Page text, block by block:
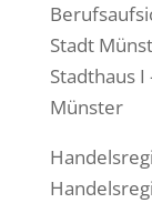
Stadt
Stadthaus
Münster